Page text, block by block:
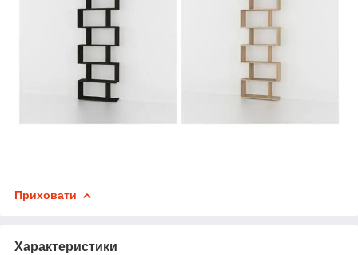
Приховати
Характеристики